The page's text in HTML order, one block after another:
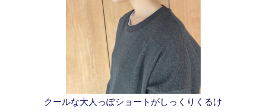
クールな大人っぽショートがしっくりくるけ